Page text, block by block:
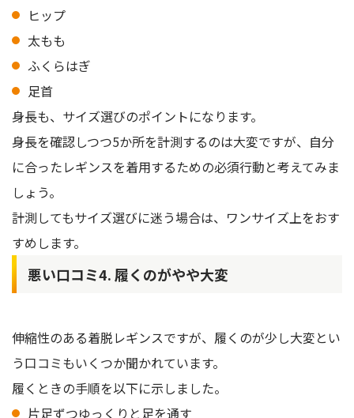
ヒップ
太もも
ふくらはぎ
足首
身長も、サイズ選びのポイントになります。
身長を確認しつつ5か所を計測するのは大変ですが、自分
に合ったレギンスを着用するための必須行動と考えてみま
しょう。
計測してもサイズ選びに迷う場合は、ワンサイズ上をおす
すめします。
悪い口コミ4. 履くのがやや大変
伸縮性のある着脱レギンスですが、履くのが少し大変とい
う口コミもいくつか聞かれています。
履くときの手順を以下に示しました。
片足ずつゆっくりと足を通す